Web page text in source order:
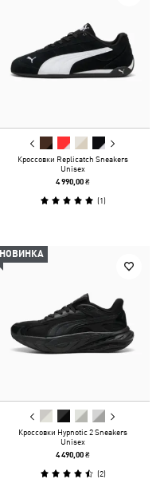
Кроссовки Replicatch Sneakers
Unisex
4 990,00 ₴
(1)
НОВИНКА
Кроссовки Hypnotic 2 Sneakers
Unisex
4 490,00 ₴
(2)